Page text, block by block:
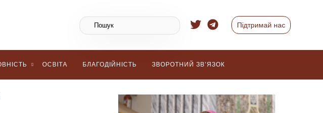
Підтримай нас
ОСВІТА БЛАГОДІЙНІСТЬ ЗВОРОТНИЙ ЗВ’ЯЗОК